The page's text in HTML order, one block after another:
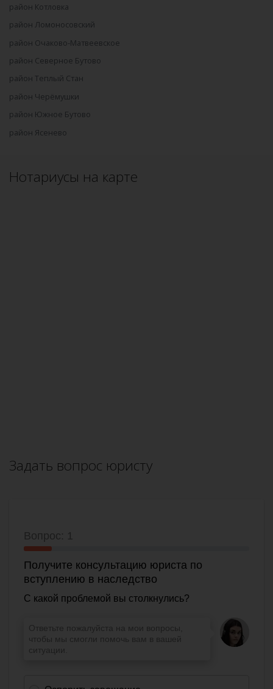
район Котловка
район Ломоносовский
район Очаково-Матвеевское
район Северное Бутово
район Теплый Стан
район Черёмушки
район Южное Бутово
район Ясенево
Нотариусы на карте
Задать вопрос юристу